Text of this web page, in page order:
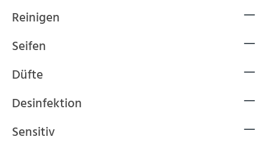
Reinigen
Seifen
Düfte
Desinfektion
Sensitiv